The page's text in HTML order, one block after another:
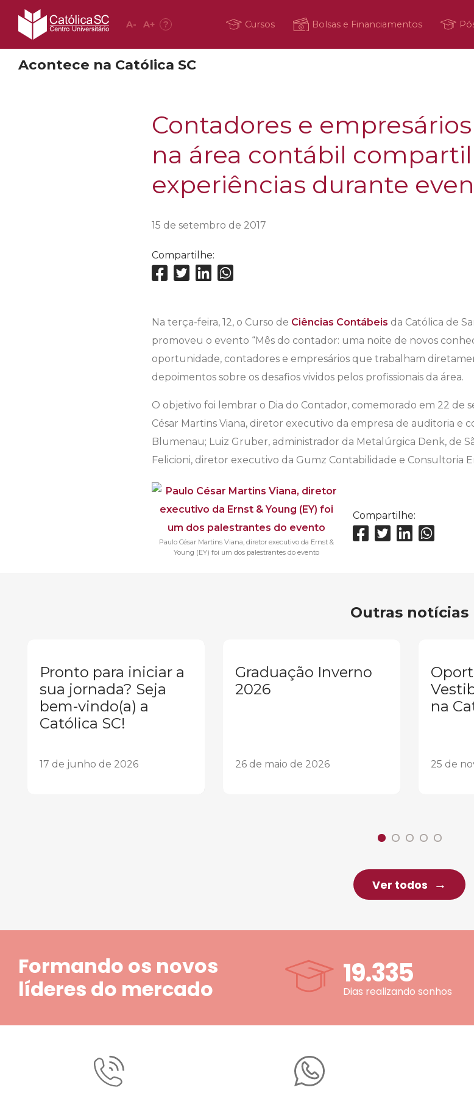
A- A+ ? Cursos Bolsas e Financiamentos
Acontece na Católica SC
Contadores e
na área contábil
experiências durante
15 de setembro de 2017
Compartilhe:
Na terça-feira, 12, o Curso de Ciências Contábeis da Católica de
promoveu o evento “Mês do contador: uma noite de novos
oportunidade, contadores e empresários que trabalham
depoimentos sobre os desafios vividos pelos profissionais da área.
O objetivo foi lembrar o Dia do Contador, comemorado em 22 de
César Martins Viana, diretor executivo da empresa de auditoria e
Blumenau; Luiz Gruber, administrador da Metalúrgica Denk, de
Felicioni, diretor executivo da Gumz Contabilidade e Consultoria
Paulo César Martins Viana, diretor executivo da Ernst &
Young (EY) foi um dos palestrantes do evento
Compartilhe:
Outras notícias
Pronto para iniciar a
sua jornada? Seja
bem-vindo(a) a
Católica SC!
17 de junho de 2026
Graduação Inverno
2026
26 de maio de 2026
na
25 de
Ver todos
Formando os novos
líderes do mercado
19.335
Dias realizando sonhos